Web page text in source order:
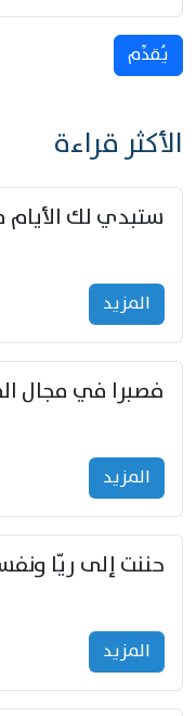
يُقدِّم
الأكثر قراءة
المزید
المزید
المزید